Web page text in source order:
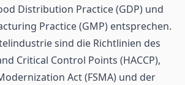
Distribution Practice (GDP) und
Practice (GMP) entsprechen.
sind die Richtlinien des
Critical Control Points (HACCP),
Act (FSMA) und der